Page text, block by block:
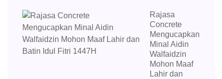
Rajasa
Concrete
Mengucapkan
Minal Aidin
Walfaidzin
Mohon Maaf
Lahir dan